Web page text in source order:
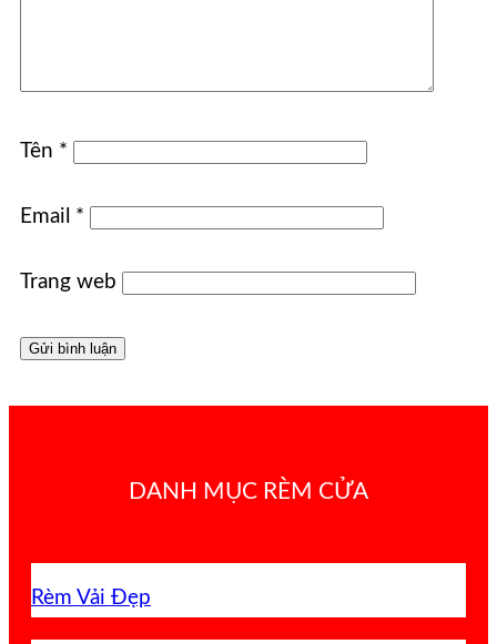
Tên *
Email *
Trang web
DANH MỤC RÈM CỬA
Rèm Vải Đẹp